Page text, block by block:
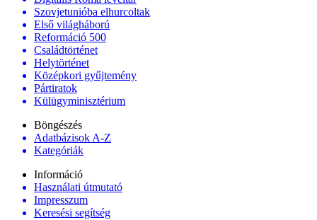
Szovjetunióba elhurcoltak
Első világháború
Reformáció 500
Családtörténet
Helytörténet
Középkori gyűjtemény
Pártiratok
Külügyminisztérium
Böngészés
Adatbázisok A-Z
Kategóriák
Információ
Használati útmutató
Impresszum
Keresési segítség